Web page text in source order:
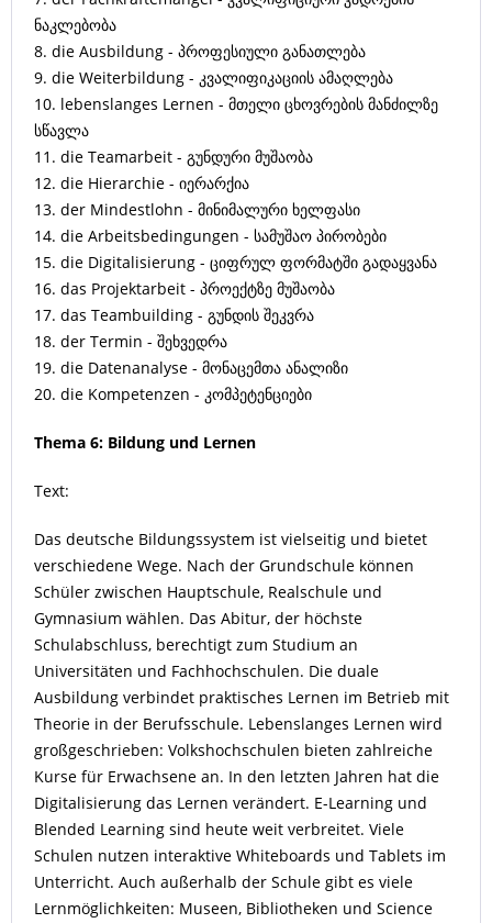
ნაკლებობა
8. die Ausbildung - პროფესიული განათლება
9. die Weiterbildung - კვალიფიკაციის ამაღლება
10. lebenslanges Lernen - მთელი ცხოვრების მანძილზე
სწავლა
11. die Teamarbeit - გუნდური მუშაობა
12. die Hierarchie - იერარქია
13. der Mindestlohn - მინიმალური ხელფასი
14. die Arbeitsbedingungen - სამუშაო პირობები
15. die Digitalisierung - ციფრულ ფორმატში გადაყვანა
16. das Projektarbeit - პროექტზე მუშაობა
17. das Teambuilding - გუნდის შეკვრა
18. der Termin - შეხვედრა
19. die Datenanalyse - მონაცემთა ანალიზი
20. die Kompetenzen - კომპეტენციები
Thema 6: Bildung und Lernen
Text:
Das deutsche Bildungssystem ist vielseitig und bietet
verschiedene Wege. Nach der Grundschule können
Schüler zwischen Hauptschule, Realschule und
Gymnasium wählen. Das Abitur, der höchste
Schulabschluss, berechtigt zum Studium an
Universitäten und Fachhochschulen. Die duale
Ausbildung verbindet praktisches Lernen im Betrieb mit
Theorie in der Berufsschule. Lebenslanges Lernen wird
großgeschrieben: Volkshochschulen bieten zahlreiche
Kurse für Erwachsene an. In den letzten Jahren hat die
Digitalisierung das Lernen verändert. E-Learning und
Blended Learning sind heute weit verbreitet. Viele
Schulen nutzen interaktive Whiteboards und Tablets im
Unterricht. Auch außerhalb der Schule gibt es viele
Lernmöglichkeiten: Museen, Bibliotheken und Science